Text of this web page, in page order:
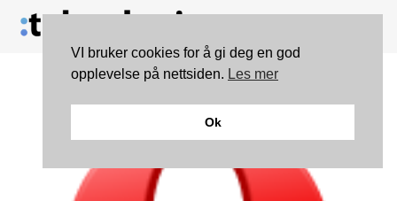
VI bruker cookies for å gi deg en god
opplevelse på nettsiden. Les mer
Ok